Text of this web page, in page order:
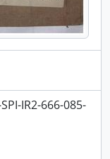
IR2-666-085-